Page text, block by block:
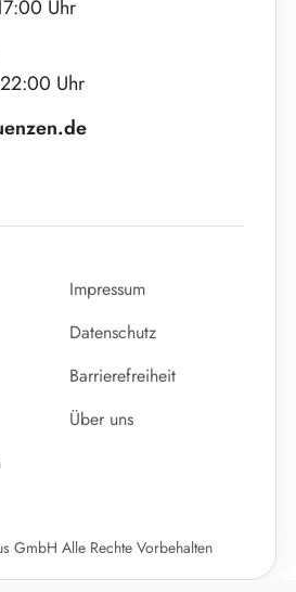
Uhr
Uhr
Impressum
Datenschutz
Barrierefreiheit
Über uns
GmbH Alle Rechte Vorbehalten